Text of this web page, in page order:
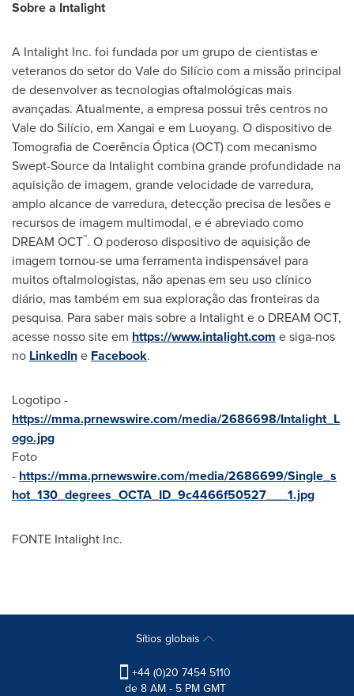
Sobre a Intalight
A Intalight Inc. foi fundada por um grupo de cientistas e
veteranos do setor do Vale do Silício com a missão principal
de desenvolver as tecnologias oftalmológicas mais
avançadas. Atualmente, a empresa possui três centros no
Vale do Silício, em Xangai e em Luoyang. O dispositivo de
Tomografia de Coerência Óptica (OCT) com mecanismo
Swept-Source da Intalight combina grande profundidade na
aquisição de imagem, grande velocidade de varredura,
amplo alcance de varredura, detecção precisa de lesões e
recursos de imagem multimodal, e é abreviado como
DREAM OCT™. O poderoso dispositivo de aquisição de
imagem tornou-se uma ferramenta indispensável para
muitos oftalmologistas, não apenas em seu uso clínico
diário, mas também em sua exploração das fronteiras da
pesquisa. Para saber mais sobre a Intalight e o DREAM OCT,
acesse nosso site em https://www.intalight.com e siga-nos
no LinkedIne Facebook.
Logotipo -
https://mma.prnewswire.com/media/2686698/Intalight_L
ogo.jpg
Foto
- https://mma.prnewswire.com/media/2686699/Single_s
hot_130_degrees_OCTA_ID_9c4466f50527___1.jpg
FONTE Intalight Inc.
Sítios globais
+44 (0)20 7454 5110
de 8 AM - 5 PM GMT